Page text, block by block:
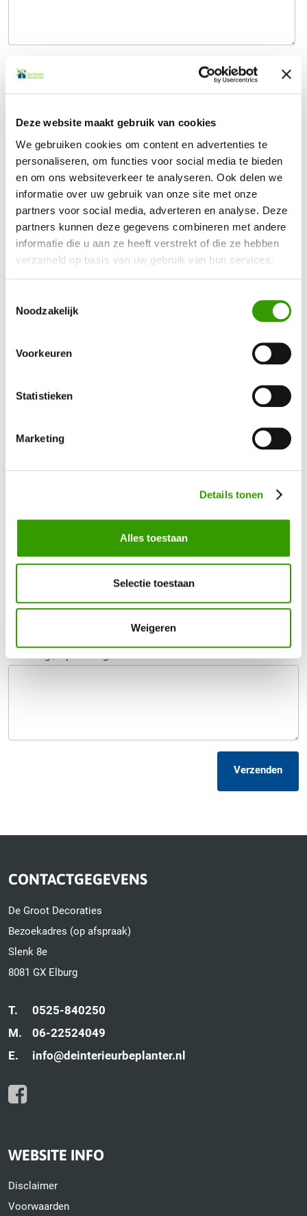
Deze website maakt gebruik van cookies
We gebruiken cookies om content en advertenties te
personaliseren, om functies voor social media te bieden
en om ons websiteverkeer te analyseren. Ook delen we
informatie over uw gebruik van onze site met onze
partners voor social media, adverteren en analyse. Deze
partners kunnen deze gegevens combineren met andere
informatie die u aan ze heeft verstrekt of die ze hebben
verzameld op basis van uw gebruik van hun services.
Noodzakelijk
Voorkeuren
Statistieken
Marketing
Details tonen
Alles toestaan
Selectie toestaan
Weigeren
Verzenden
Contact
Offerte aanvragen
Veelgestelde vragen
BEN JE GEÏNTERESSEERD GERAAKT IN ONZE
Neem contact op, dan helpen we je graag direct verder
Bel mij terug
Naam*
Telefoonnummer*
Uw vraag / opmerking
Verzenden
CONTACTGEGEVENS
De Groot Decoraties
Bezoekadres (op afspraak)
Slenk 8e
8081 GX Elburg
T.
0525-840250
M.
06-22524049
E.
info@deinterieurbeplanter.nl
WEBSITE INFO
Disclaimer
Voorwaarden